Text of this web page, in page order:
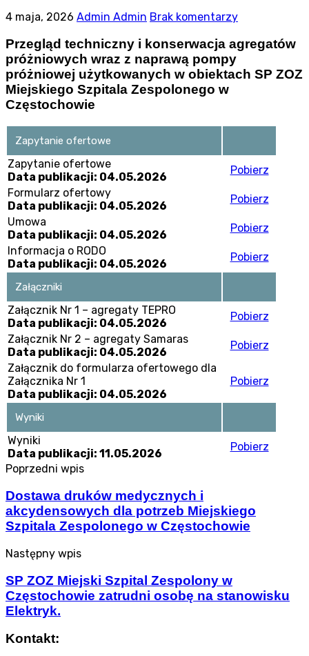
4 maja, 2026 Admin Admin Brak komentarzy
Przegląd techniczny i konserwacja agregatów
próżniowych wraz z naprawą pompy
próżniowej użytkowanych w obiektach SP ZOZ
Miejskiego Szpitala Zespolonego w
Częstochowie
Zapytanie ofertowe
Zapytanie ofertowe
Data publikacji: 04.05.2026
Pobierz
Formularz ofertowy
Data publikacji: 04.05.2026
Pobierz
Umowa
Data publikacji: 04.05.2026
Pobierz
Informacja o RODO
Data publikacji: 04.05.2026
Pobierz
Załączniki
Załącznik Nr 1 – agregaty TEPRO
Data publikacji: 04.05.2026
Pobierz
Załącznik Nr 2 – agregaty Samaras
Data publikacji: 04.05.2026
Pobierz
Załącznik do formularza ofertowego dla
Załącznika Nr 1
Data publikacji: 04.05.2026
Pobierz
Wyniki
Wyniki
Data publikacji: 11.05.2026
Pobierz
Poprzedni wpis
Dostawa druków medycznych i
akcydensowych dla potrzeb Miejskiego
Szpitala Zespolonego w Częstochowie
Następny wpis
SP ZOZ Miejski Szpital Zespolony w
Częstochowie zatrudni osobę na stanowisku
Elektryk.
Kontakt: